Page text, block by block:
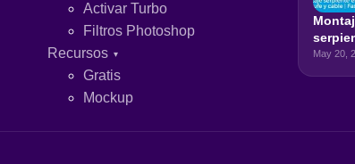
Activar Turbo
Filtros Photoshop
Recursos
Gratis
Mockup
May 20,